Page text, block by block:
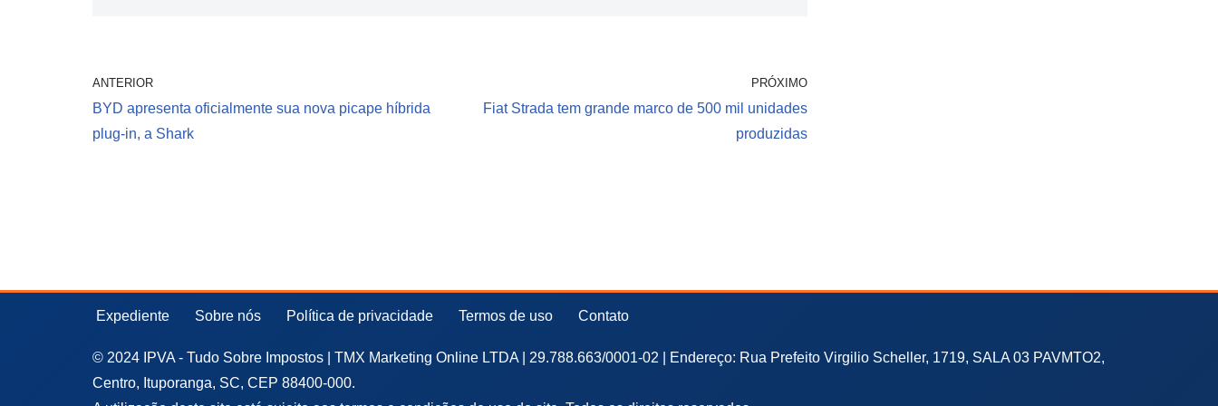
ANTERIOR
BYD apresenta oficialmente sua nova picape híbrida
plug-in, a Shark
PRÓXIMO
Fiat Strada tem grande marco de 500 mil unidades
produzidas
Expediente Sobre nós Política de privacidade Termos de uso Contato
© 2024 IPVA - Tudo Sobre Impostos | TMX Marketing Online LTDA | 29.788.663/0001-02 | Endereço: Rua Prefeito Virgilio Scheller, 1719, SALA 03 PAVMTO2,
Centro, Ituporanga, SC, CEP 88400-000.